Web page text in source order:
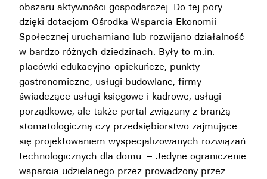
obszaru aktywności gospodarczej. Do tej pory
dzięki dotacjom Ośrodka Wsparcia Ekonomii
Społecznej uruchamiano lub rozwijano działalność
w bardzo różnych dziedzinach. Były to m.in.
placówki edukacyjno-opiekuńcze, punkty
gastronomiczne, usługi budowlane, firmy
świadczące usługi księgowe i kadrowe, usługi
porządkowe, ale także portal związany z branżą
stomatologiczną czy przedsiębiorstwo zajmujące
się projektowaniem wyspecjalizowanych rozwiązań
technologicznych dla domu. – Jedyne ograniczenie
wsparcia udzielanego przez prowadzony przez